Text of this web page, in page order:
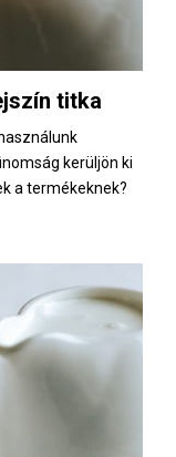
titka
kerüljön ki
a termékeknek?